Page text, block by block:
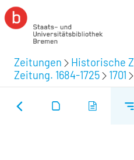
Zeitungen Historische
Zeitung. 1684-1725
1701